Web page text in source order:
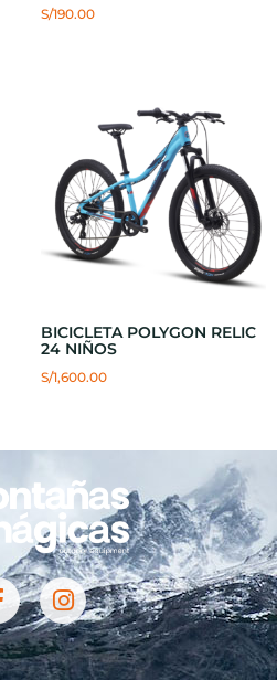
S/190.00
BICICLETA POLYGON RELIC
24 NIÑOS
S/1,600.00